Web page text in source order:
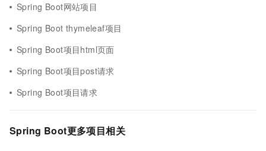
Spring Boot网站项目
Spring Boot thymeleaf项目
Spring Boot项目html页面
Spring Boot项目post请求
Spring Boot项目请求
Spring Boot更多项目相关